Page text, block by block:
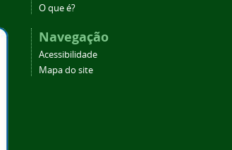
O que é?
Navegação
Acessibilidade
Mapa do site